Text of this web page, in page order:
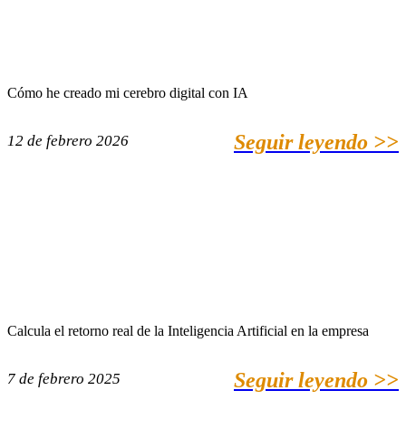
Cómo he creado mi cerebro digital con IA
12 de febrero 2026 Seguir leyendo >>
Calcula el retorno real de la Inteligencia Artificial en la empresa
7 de febrero 2025 Seguir leyendo >>